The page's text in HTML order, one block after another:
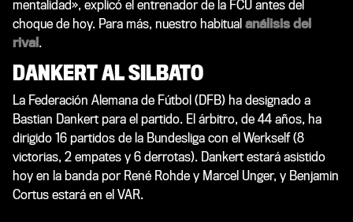
mentalidad», explicó el entrenador de la FCU antes del
choque de hoy. Para más, nuestro habitual análisis del
rival.
DANKERT AL SILBATO
La Federación Alemana de Fútbol (DFB) ha designado a
Bastian Dankert para el partido. El árbitro, de 44 años, ha
dirigido 16 partidos de la Bundesliga con el Werkself (8
victorias, 2 empates y 6 derrotas). Dankert estará asistido
hoy en la banda por René Rohde y Marcel Unger, y Benjamin
Cortus estará en el VAR.